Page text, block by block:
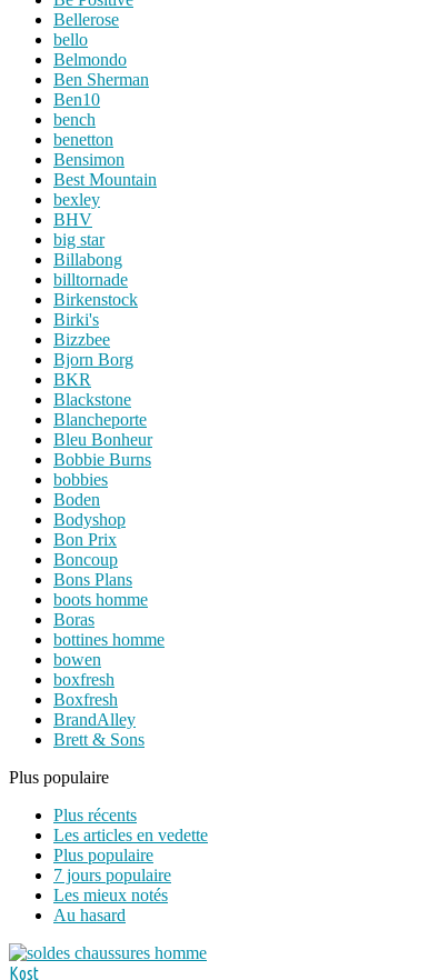
Bellerose
bello
Belmondo
Ben Sherman
Ben10
bench
benetton
Bensimon
Best Mountain
bexley
BHV
big star
Billabong
billtornade
Birkenstock
Birki's
Bizzbee
Bjorn Borg
BKR
Blackstone
Blancheporte
Bleu Bonheur
Bobbie Burns
bobbies
Boden
Bodyshop
Bon Prix
Boncoup
Bons Plans
boots homme
Boras
bottines homme
bowen
boxfresh
Boxfresh
BrandAlley
Brett & Sons
Plus populaire
Plus récents
Les articles en vedette
Plus populaire
7 jours populaire
Les mieux notés
Au hasard
Kost